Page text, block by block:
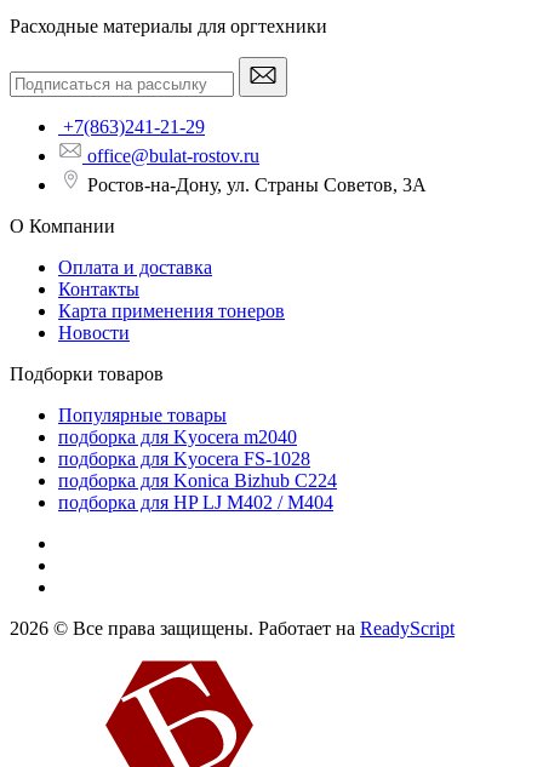
Расходные материалы для оргтехники
+7(863)241-21-29
office@bulat-rostov.ru
Ростов-на-Дону, ул. Страны Советов, 3А
О Компании
Оплата и доставка
Контакты
Карта применения тонеров
Новости
Подборки товаров
Популярные товары
подборка для Kyocera m2040
подборка для Kyocera FS-1028
подборка для Konica Bizhub C224
подборка для HP LJ M402 / M404
2026 © Все права защищены. Работает на ReadyScript